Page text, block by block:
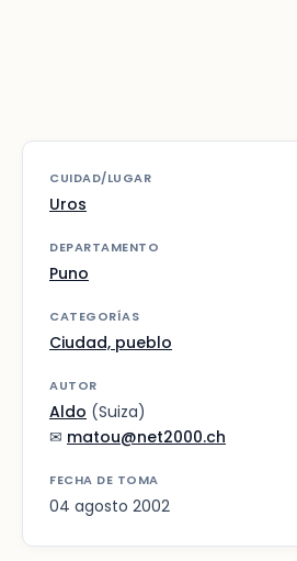
CUIDAD/LUGAR
Uros
DEPARTAMENTO
Puno
CATEGORÍAS
Ciudad, pueblo
AUTOR
Aldo (Suiza)
✉ matou@net2000.ch
FECHA DE TOMA
04 agosto 2002